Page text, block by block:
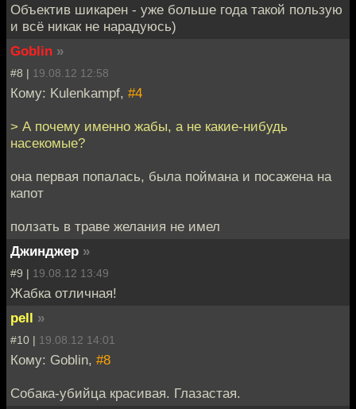
Объектив шикарен - уже больше года такой пользую
и всё никак не нарадуюсь)
Goblin »
#8 | 19.08.12 12:58
Кому: Kulenkampf, #4
> А почему именно жабы, а не какие-нибудь
насекомые?
она первая попалась, была поймана и посажена на
капот
ползать в траве желания не имел
Джинджер »
#9 | 19.08.12 13:49
Жабка отличная!
pell »
#10 | 19.08.12 14:01
Кому: Goblin, #8
Собака-убийца красивая. Глазастая.